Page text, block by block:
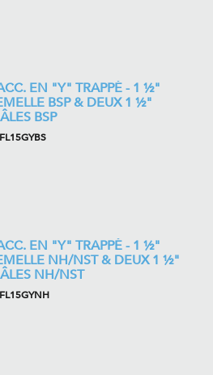
EN "Y" TRAPPÉ - 1 ½"
BSP & DEUX 1 ½"
BSP
EN "Y" TRAPPÉ - 1 ½"
NH/NST & DEUX 1 ½"
NH/NST